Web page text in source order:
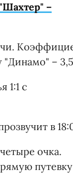
–
"Динамо" –
1:1 с
в
очка.